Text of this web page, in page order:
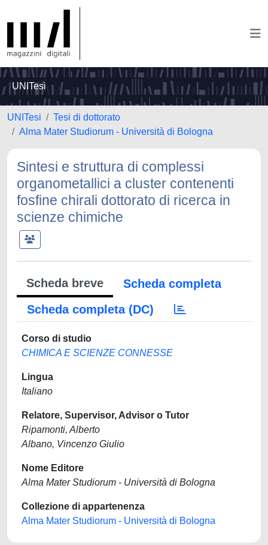
UNITesi
UNITesi
Tesi di dottorato
Alma Mater Studiorum - Università di Bologna
Sintesi e struttura di complessi
organometallici a cluster contenenti
fosfine chirali dottorato di ricerca in
scienze chimiche
Scheda breve
Scheda completa
Scheda completa (DC)
Corso di studio
CHIMICA E SCIENZE CONNESSE
Lingua
Italiano
Relatore, Supervisor, Advisor o Tutor
Ripamonti, Alberto
Albano, Vincenzo Giulio
Nome Editore
Alma Mater Studiorum - Università di Bologna
Collezione di appartenenza
Alma Mater Studiorum - Università di Bologna